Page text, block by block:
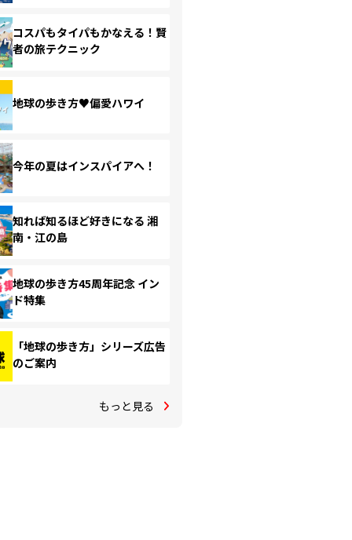
コスパもタイパもかなえる！賢
者の旅テクニック
地球の歩き方♥偏愛ハワイ
今年の夏はインスパイアへ！
知れば知るほど好きになる 湘
南・江の島
地球の歩き方45周年記念 イン
ド特集
「地球の歩き方」シリーズ広告
のご案内
もっと見る